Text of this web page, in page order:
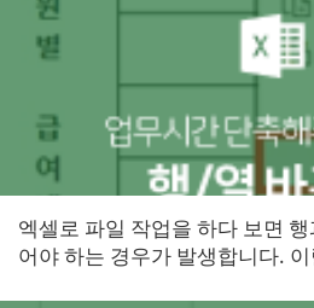
엑셀로 파일 작업을 하다 보면
어야 하는 경우가 발생합니다.